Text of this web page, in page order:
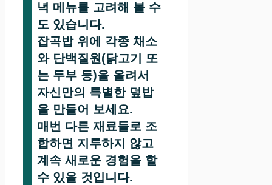
녁 메뉴를 고려해 볼 수
도 있습니다.
잡곡밥 위에 각종 채소
와 단백질원(닭고기 또
는 두부 등)을 올려서
자신만의 특별한 덮밥
을 만들어 보세요.
매번 다른 재료들로 조
합하면 지루하지 않고
계속 새로운 경험을 할
수 있을 것입니다.